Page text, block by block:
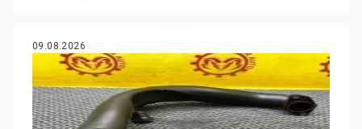
09.08.2026